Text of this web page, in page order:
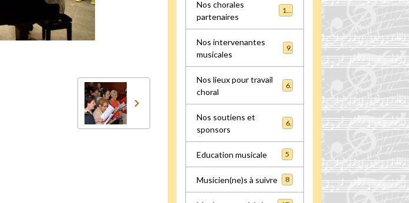
Nos chorales
partenaires
Nos intervenantes
musicales
9
Nos lieux pour travail
choral
Nos soutiens et
sponsors
6
Education musicale 5
Musicien(ne)s à suivre 8